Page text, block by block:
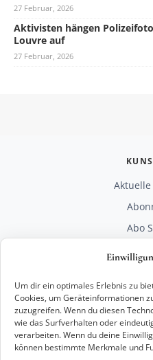
Um dir ein optimales Erlebnis zu
Cookies, um Geräteinformationen
zuzugreifen. Wenn du diesen
wie das Surfverhalten oder
verarbeiten. Wenn du deine
können bestimmte Merkmale und
27 Februar, 2026
Aktivisten hängen
Louvre auf
27 Februar, 2026
Aktuelle
Abo